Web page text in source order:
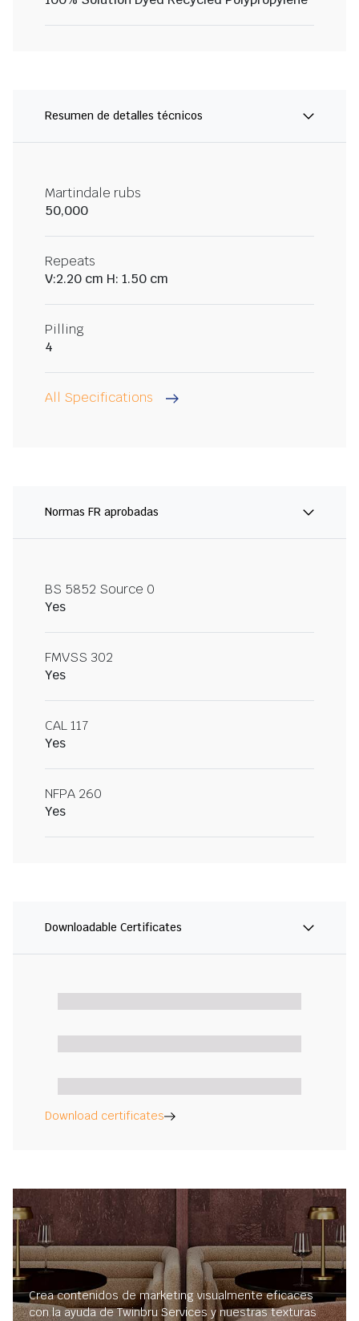
Resumen de detalles técnicos
Martindale rubs
50,000
Repeats
V:2.20 cm H: 1.50 cm
Pilling
4
All Specifications
Normas FR aprobadas
BS 5852 Source 0
Yes
FMVSS 302
Yes
CAL 117
Yes
NFPA 260
Yes
Downloadable Certificates
Download certificates
Crea contenidos de marketing visualmente eficaces
con la ayuda de Twinbru Services y nuestras texturas